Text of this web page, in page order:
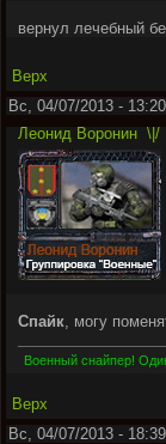
вернул лечебный
Верх
Вс, 04/07/2013 - 13:20
Леонид Воронин \|/
Спайк, могу
Военный снайпер!
Верх
Вс, 04/07/2013 - 18:39